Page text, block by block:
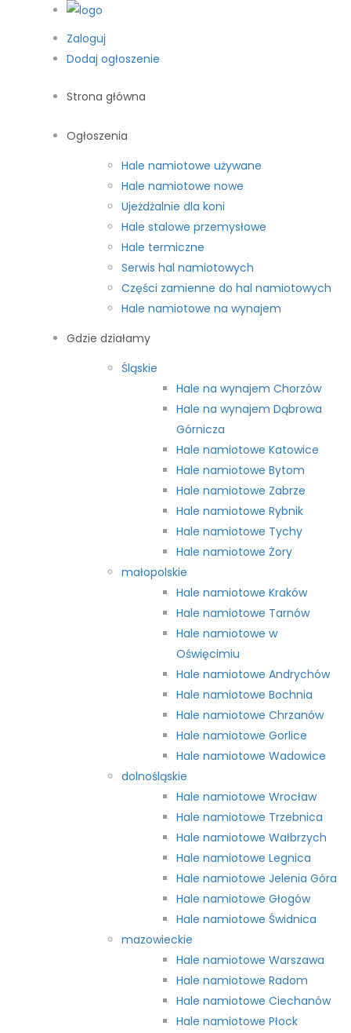
Zaloguj
Dodaj ogłoszenie
Strona główna
Ogłoszenia
Hale namiotowe używane
Hale namiotowe nowe
Ujeżdżalnie dla koni
Hale stalowe przemysłowe
Hale termiczne
Serwis hal namiotowych
Części zamienne do hal namiotowych
Hale namiotowe na wynajem
Gdzie działamy
Śląskie
Hale na wynajem Chorzów
Hale na wynajem Dąbrowa
Górnicza
Hale namiotowe Katowice
Hale namiotowe Bytom
Hale namiotowe Zabrze
Hale namiotowe Rybnik
Hale namiotowe Tychy
Hale namiotowe Żory
małopolskie
Hale namiotowe Kraków
Hale namiotowe Tarnów
Hale namiotowe w
Oświęcimiu
Hale namiotowe Andrychów
Hale namiotowe Bochnia
Hale namiotowe Chrzanów
Hale namiotowe Gorlice
Hale namiotowe Wadowice
dolnośląskie
Hale namiotowe Wrocław
Hale namiotowe Trzebnica
Hale namiotowe Wałbrzych
Hale namiotowe Legnica
Hale namiotowe Jelenia Góra
Hale namiotowe Głogów
Hale namiotowe Świdnica
mazowieckie
Hale namiotowe Warszawa
Hale namiotowe Radom
Hale namiotowe Ciechanów
Hale namiotowe Płock